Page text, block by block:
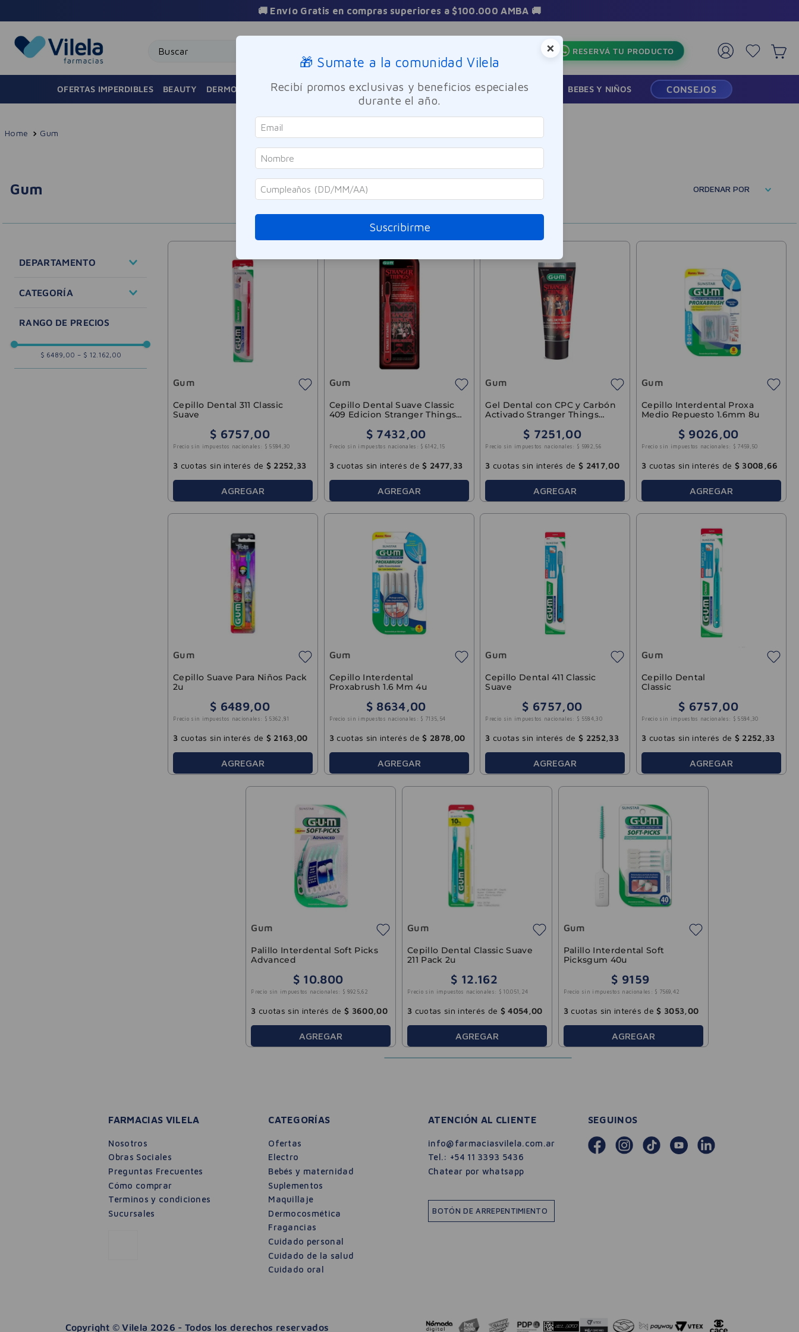
🚚 Envío Gratis en compras superiores a $100.000 AMBA 🚚
RESERVÁ TU PRODUCTO
OFERTAS IMPERDIBLES BEAUTY DERMOCOSMÉTICA FRAGANCIAS CUIDADO PERSONAL BIENESTAR Y FARMACIA BEBES Y NIÑOS CONSEJOS
Gum
Gum 11 PRODUCTOS ORDENAR POR
DEPARTAMENTO
CATEGORÍA
Ortodoncia
Pastas dentales
$ 6489,00 – $ 12.162,00
Gum
Cepillo Dental 311 Classic
Suave
$ 6757,00
Precio sin impuestos nacionales: $ 5584 ,30
3 cuotas sin interés de $ 2252 33
AGREGAR
Gum
Cepillo Dental Suave Classic
409 Edicion Stranger Things
$ 7432 ,00
Precio sin impuestos nacionales: $ 6142 , 15
3 cuotas sin interés de $ 2477 33
AGREGAR
Gum
Gel Dental con CPC y Carbón
Activado Stranger Things
$ 7251 ,00
Precio sin impuestos nacionales: $ 5992 , 56
3 cuotas sin interés de $ 2417 ,00
AGREGAR
Gum
Cepillo Interdental Proxa
Medio Repuesto 1.6mm 8u
$ 9026,00
Precio sin impuestos nacionales: $ 7459 , 50
3 cuotas sin interés de $ 3008 ,66
AGREGAR
Gum
Cepillo Suave Para Niños Pack
2u
$ 6489,00
Precio sin impuestos nacionales: $ 5362 ,81
3 cuotas sin interés de $ 2163,00
AGREGAR
Gum
Cepillo Interdental
Proxabrush 1.6 Mm 4u
$ 8634,00
Precio sin impuestos nacionales: $ 7135, 54
3 cuotas sin interés de $ 2878,00
AGREGAR
Gum
Cepillo Dental 411 Classic
Suave
$ 6757,00
Precio sin impuestos nacionales: $ 5584,30
3 cuotas sin interés de $ 2252,33
AGREGAR
Gum
Cepillo Dental
Classic
$ 6757,00
Precio sin impuestos nacionales: $ 5584 ,30
3 cuotas sin interés de $ 2252,33
AGREGAR
Gum
Palillo Interdental Soft Picks
Advanced
$ 10.800
Precio sin impuestos nacionales: $ 8925,62
3 cuotas sin interés de $ 3600,00
AGREGAR
Gum
Cepillo Dental Classic Suave
211 Pack 2u
$ 12.162
Precio sin impuestos nacionales: $ 10.051 24
3 cuotas sin interés de $ 4054 00
AGREGAR
Gum
Palillo Interdental Soft
Picksgum 40u
$ 9159
Precio sin impuestos nacionales: $ 7569 42
3 cuotas sin interés de $ 3053 00
AGREGAR
FARMACIAS VILELA
Nosotros
Obras Sociales
Preguntas Frecuentes
Cómo comprar
Terminos y condiciones
Sucursales
CATEGORÍAS
Ofertas
Electro
Bebés y maternidad
Suplementos
Maquillaje
Dermocosmética
Fragancias
Cuidado personal
Cuidado de la salud
Cuidado oral
ATENCIÓN AL CLIENTE
info@farmaciasvilela.com.ar
Tel.: +54 11 3393 5436
Chatear por whatsapp
BOTÓN DE ARREPENTIMIENTO
SEGUINOS
Copyright © Vilela 2026 - Todos los derechos reservados
×
🎁 Sumate a la comunidad Vilela
Recibí promos exclusivas y beneficios especiales
durante el año.
Suscribirme